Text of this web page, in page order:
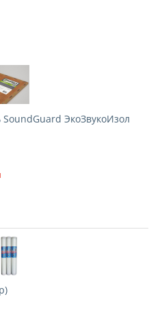
ЭкоЗвукоИзол